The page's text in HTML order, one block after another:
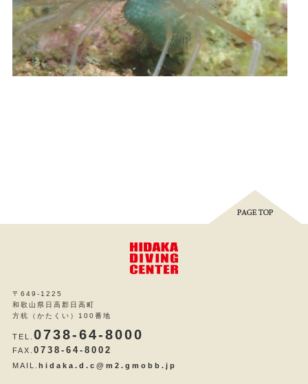
〒649-1225
和歌山県日高郡日高町
方杭（かたくい）100番地
TEL. 0738-64-8000
FAX. 0738-64-8002
MAIL. hidaka.d.c@m2.gmobb.jp